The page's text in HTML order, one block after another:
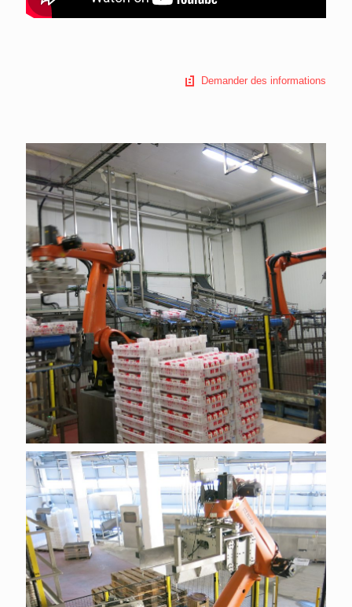
Demander des informations